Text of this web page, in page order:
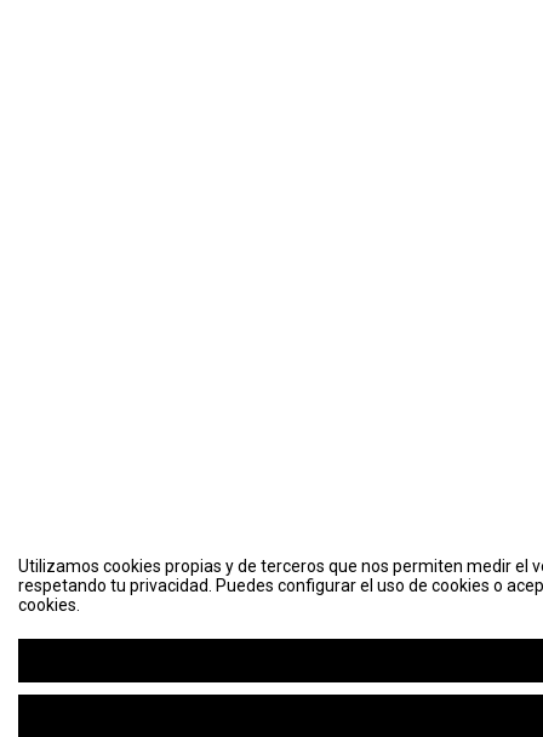
Utilizamos cookies propias y de terceros que nos permiten medir el
respetando tu privacidad. Puedes configurar el uso de cookies o
cookies.